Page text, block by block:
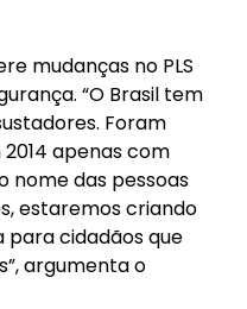
mudanças no PLS
“O Brasil tem
Foram
apenas com
nome das pessoas
estaremos criando
cidadãos que
argumenta o